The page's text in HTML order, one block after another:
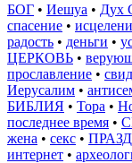
БОГ • Иешуа • Дух
спасение •
радость • деньги •
ЦЕРКОВЬ •
прославление •
Иерусалим •
БИБЛИЯ • Тора •
последнее время •
жена • секс •
интернет •